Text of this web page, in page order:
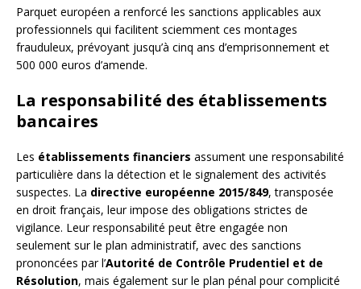
Parquet européen a renforcé les sanctions applicables aux
professionnels qui facilitent sciemment ces montages
frauduleux, prévoyant jusqu’à cinq ans d’emprisonnement et
500 000 euros d’amende.
La responsabilité des établissements
bancaires
Les établissements financiers assument une responsabilité
particulière dans la détection et le signalement des activités
suspectes. La directive européenne 2015/849, transposée
en droit français, leur impose des obligations strictes de
vigilance. Leur responsabilité peut être engagée non
seulement sur le plan administratif, avec des sanctions
prononcées par l’Autorité de Contrôle Prudentiel et de
Résolution, mais également sur le plan pénal pour complicité